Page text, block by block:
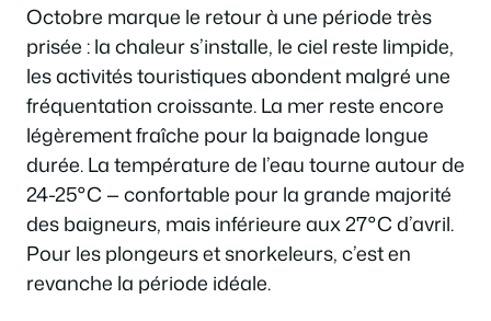
Octobre marque le retour à une période très
prisée : la chaleur s’installe, le ciel reste limpide,
les activités touristiques abondent malgré une
fréquentation croissante. La mer reste encore
légèrement fraîche pour la baignade longue
durée. La température de l’eau tourne autour de
24-25°C — confortable pour la grande majorité
des baigneurs, mais inférieure aux 27°C d’avril.
Pour les plongeurs et snorkeleurs, c’est en
revanche la période idéale.